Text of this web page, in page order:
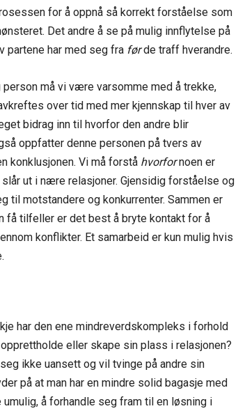
for å oppnå så korrekt forståelse som
Det andre å se på mulig innflytelse på
partene har med seg fra førde traff hverandre.
må vi være varsomme med å trekke,
over tid med mer kjennskap til hver av
bidrag inn til hvorfor den andre blir
oppfatter denne personen på tvers av
konklusjonen. Vi må forstå hvorfornoen er
ut i nære relasjoner. Gjensidig forståelse og
til motstandere og konkurrenter. Sammen er
få tilfeller er det best å bryte kontakt for å
konflikter. Et samarbeid er kun mulig hvis
har den ene mindreverdskompleks i forhold
eller skape sin plass i relasjonen?
ikke uansett og vil tvinge på andre sin
på at man har en mindre solid bagasje med
å forhandle seg fram til en løsning i